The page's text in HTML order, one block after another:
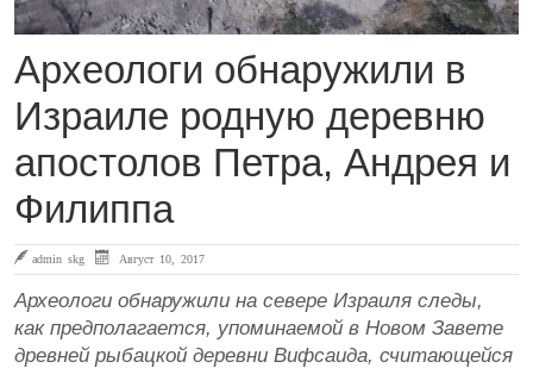
Археологи обнаружили в
Израиле родную деревню
апостолов Петра, Андрея и
Филиппа
admin skg Август 10, 2017
Археологи обнаружили на севере Израиля следы,
как предполагается, упоминаемой в Новом Завете
древней рыбацкой деревни Вифсаида, считающейся